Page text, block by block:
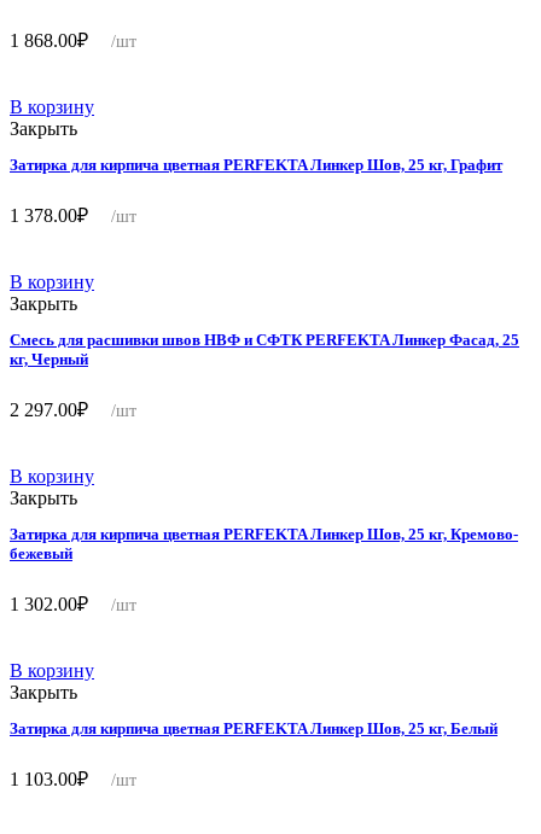
1 868.00₽ /шт
В корзину
Закрыть
Затирка для кирпича цветная PERFEKTA Линкер Шов, 25 кг, Графит
1 378.00₽ /шт
В корзину
Закрыть
Смесь для расшивки швов НВФ и СФТК PERFEKTA Линкер Фасад, 25
кг, Черный
2 297.00₽ /шт
В корзину
Закрыть
Затирка для кирпича цветная PERFEKTA Линкер Шов, 25 кг, Кремово-
бежевый
1 302.00₽ /шт
В корзину
Закрыть
Затирка для кирпича цветная PERFEKTA Линкер Шов, 25 кг, Белый
1 103.00₽ /шт